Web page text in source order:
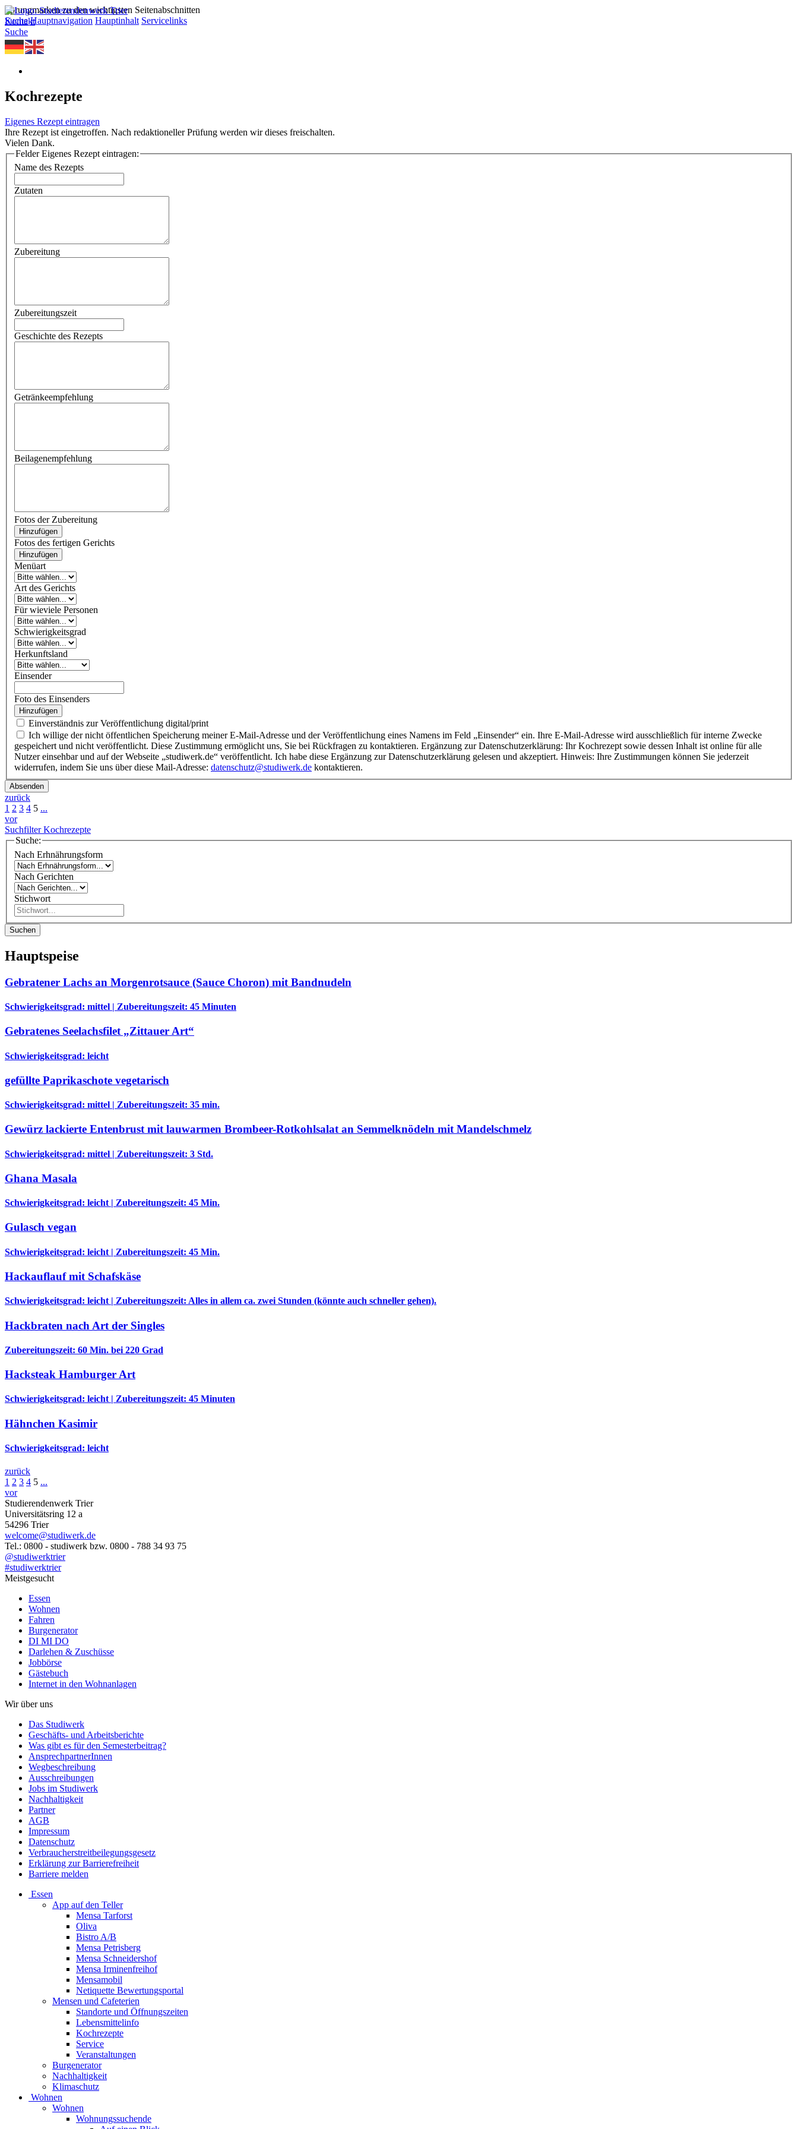
Sprungmarken zu den wichtigsten Seitenabschnitten
Suche Hauptnavigation Hauptinhalt Servicelinks
Kontakt
Suche
Kochrezepte
Eigenes Rezept eintragen
Ihre Rezept ist eingetroffen. Nach redaktioneller Prüfung werden wir dieses freischalten.
Vielen Dank.
Felder Eigenes Rezept eintragen:
Name des Rezepts
Zutaten
Zubereitung
Zubereitungszeit
Geschichte des Rezepts
Getränkeempfehlung
Beilagenempfehlung
Fotos der Zubereitung
Hinzufügen
Fotos des fertigen Gerichts
Hinzufügen
Menüart
Art des Gerichts
Für wieviele Personen
Schwierigkeitsgrad
Herkunftsland
Einsender
Foto des Einsenders
Hinzufügen
Einverständnis zur Veröffentlichung digital/print
Ich willige der nicht öffentlichen Speicherung meiner E-Mail-Adresse und der Veröffentlichung eines Namens im Feld „Einsender“ ein. Ihre E-Mail-Adresse wird ausschließlich für interne Zwecke
gespeichert und nicht veröffentlicht. Diese Zustimmung ermöglicht uns, Sie bei Rückfragen zu kontaktieren. Ergänzung zur Datenschutzerklärung: Ihr Kochrezept sowie dessen Inhalt ist online für alle
Nutzer einsehbar und auf der Webseite „studiwerk.de“ veröffentlicht. Ich habe diese Ergänzung zur Datenschutzerklärung gelesen und akzeptiert. Hinweis: Ihre Zustimmungen können Sie jederzeit
widerrufen, indem Sie uns über diese Mail-Adresse: datenschutz@studiwerk.de kontaktieren.
Absenden
zurück
1 2 3 4 5 ...
vor
Suchfilter Kochrezepte
Suche:
Nach Erhnährungsform
Nach Gerichten
Stichwort
Suchen
Hauptspeise
Gebratener Lachs an Morgenrotsauce (Sauce Choron) mit Bandnudeln
Schwierigkeitsgrad: mittel | Zubereitungszeit: 45 Minuten
Gebratenes Seelachsfilet „Zittauer Art“
Schwierigkeitsgrad: leicht
gefüllte Paprikaschote vegetarisch
Schwierigkeitsgrad: mittel | Zubereitungszeit: 35 min.
Gewürz lackierte Entenbrust mit lauwarmen Brombeer-Rotkohlsalat an Semmelknödeln mit Mandelschmelz
Schwierigkeitsgrad: mittel | Zubereitungszeit: 3 Std.
Ghana Masala
Schwierigkeitsgrad: leicht | Zubereitungszeit: 45 Min.
Gulasch vegan
Schwierigkeitsgrad: leicht | Zubereitungszeit: 45 Min.
Hackauflauf mit Schafskäse
Schwierigkeitsgrad: leicht | Zubereitungszeit: Alles in allem ca. zwei Stunden (könnte auch schneller gehen).
Hackbraten nach Art der Singles
Zubereitungszeit: 60 Min. bei 220 Grad
Hacksteak Hamburger Art
Schwierigkeitsgrad: leicht | Zubereitungszeit: 45 Minuten
Hähnchen Kasimir
Schwierigkeitsgrad: leicht
zurück
1 2 3 4 5 ...
vor
Studierendenwerk Trier
Universitätsring 12 a
54296 Trier
welcome@studiwerk.de
Tel.: 0800 - studiwerk bzw. 0800 - 788 34 93 75
@studiwerktrier
#studiwerktrier
Meistgesucht
Essen
Wohnen
Fahren
Burgenerator
DI MI DO
Darlehen & Zuschüsse
Jobbörse
Gästebuch
Internet in den Wohnanlagen
Wir über uns
Das Studiwerk
Geschäfts- und Arbeitsberichte
Was gibt es für den Semesterbeitrag?
AnsprechpartnerInnen
Wegbeschreibung
Ausschreibungen
Jobs im Studiwerk
Nachhaltigkeit
Partner
AGB
Impressum
Datenschutz
Verbraucherstreitbeilegungsgesetz
Erklärung zur Barrierefreiheit
Barriere melden
Essen
App auf den Teller
Mensa Tarforst
Oliva
Bistro A/B
Mensa Petrisberg
Mensa Schneidershof
Mensa Irminenfreihof
Mensamobil
Netiquette Bewertungsportal
Mensen und Cafeterien
Standorte und Öffnungszeiten
Lebensmittelinfo
Kochrezepte
Service
Veranstaltungen
Burgenerator
Nachhaltigkeit
Klimaschutz
Wohnen
Wohnen
Wohnungssuchende